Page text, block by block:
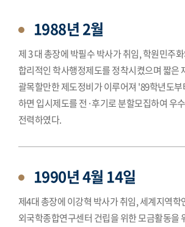
1988년 2월
제 3 대 총장에 박필수 박사가 취임, 학원민주
합리적인 학사행정제도를 정착시켰으며 짧은
괄목할만한 제도정비가 이루어져 '89학년도
하면 입시제도를 전·후기로 분할모집하여 우
전력하였다.
1990년 4월 14일
제4대 총장에 이강혁 박사가 취임, 세계지역학
외국학종합연구센터 건립을 위한 모금활동을